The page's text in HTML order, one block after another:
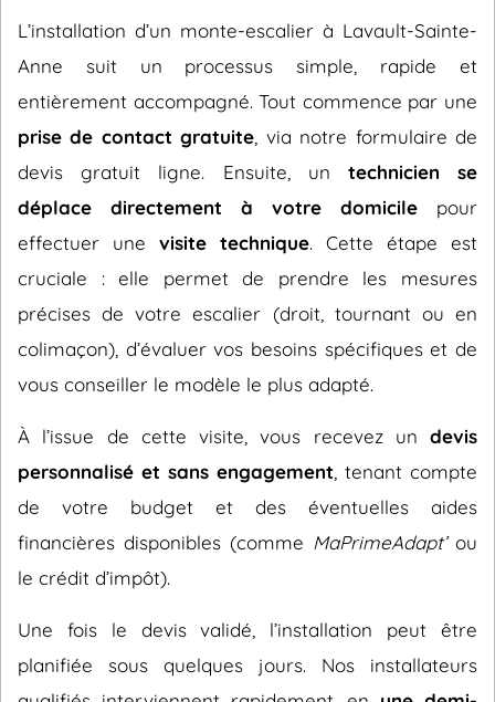
L’installation d’un monte-escalier à Lavault-Sainte-
Anne suit un processus simple, rapide et
entièrement accompagné. Tout commence par une
prise de contact gratuite , via notre formulaire de
devis gratuit ligne. Ensuite, un technicien se
déplace directement à votre domicile pour
effectuer une visite technique. Cette étape est
cruciale : elle permet de prendre les mesures
précises de votre escalier (droit, tournant ou en
colimaçon), d’évaluer vos besoins spécifiques et de
vous conseiller le modèle le plus adapté.
À l’issue de cette visite, vous recevez un devis
personnalisé et sans engagement , tenant compte
de votre budget et des éventuelles aides
financières disponibles (comme MaPrimeAdapt’ou
le crédit d’impôt).
Une fois le devis validé, l’installation peut être
planifiée sous quelques jours. Nos installateurs